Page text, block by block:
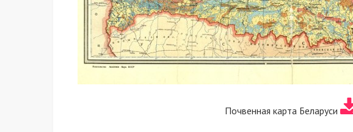
Почвенная карта Беларуси